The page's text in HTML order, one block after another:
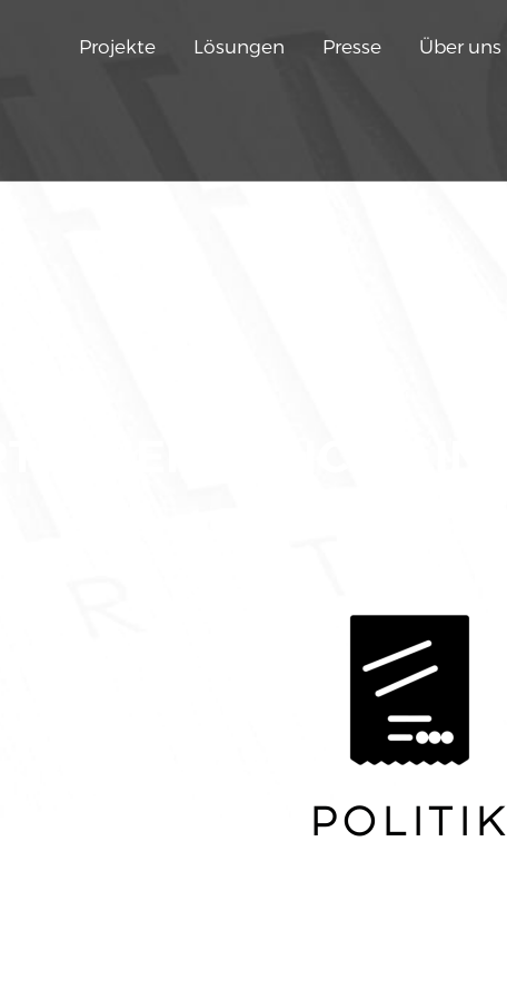
Projekte Lösungen Presse Über uns
Politik